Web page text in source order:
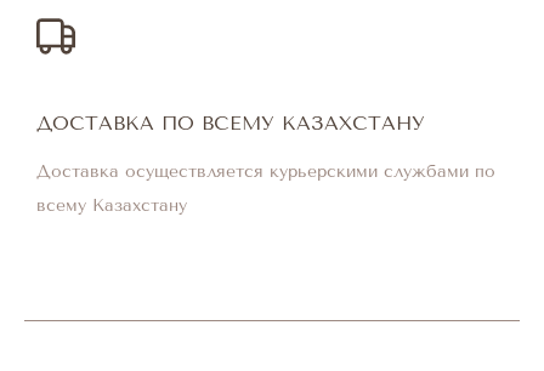
ДОСТАВКА ПО ВСЕМУ КАЗАХСТАНУ
Доставка осуществляется курьерскими службами по
всему Казахстану